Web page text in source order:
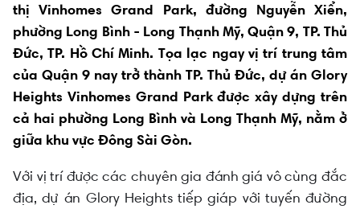
thị Vinhomes Grand Park, đường Nguyễn Xiển,
phường Long Bình - Long Thạnh Mỹ, Quận 9, TP. Thủ
Đức, TP. Hồ Chí Minh. Tọa lạc ngay vị trí trung tâm
của Quận 9 nay trở thành TP. Thủ Đức, dự án Glory
Heights Vinhomes Grand Park được xây dựng trên
cả hai phường Long Bình và Long Thạnh Mỹ, nằm ở
giữa khu vực Đông Sài Gòn.
Với vị trí được các chuyên gia đánh giá vô cùng đắc
địa, dự án Glory Heights tiếp giáp với tuyến đường